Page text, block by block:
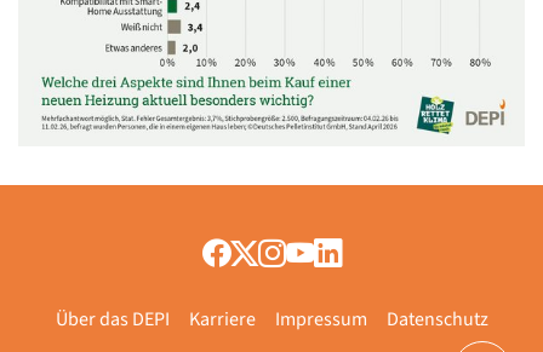
Über das DEPI Karriere Impressum Datenschutz